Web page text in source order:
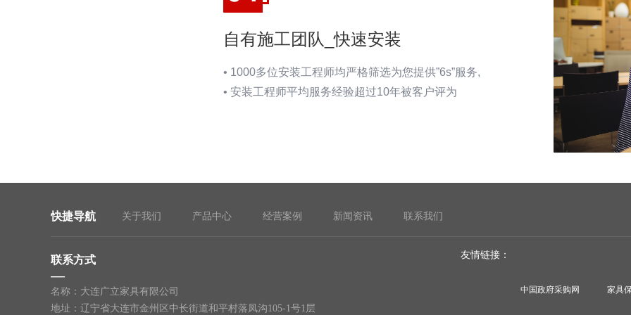
自有施工团队_快速安装
• 1000多位安装工程师均严格筛选为您提供”6s”服务,
• 安装工程师平均服务经验超过10年被客户评为
快捷导航 关于我们 产品中心 经营案例 新闻资讯 联系我们
联系方式
—
名称：大连广立家具有限公司
地址：辽宁省大连市金州区中长街道和平村落凤沟105-1号1层
中国政府采购网 家具
友情链接：